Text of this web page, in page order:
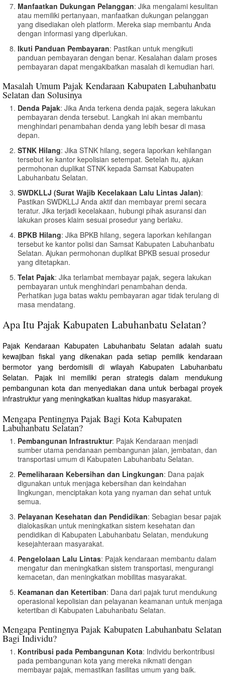
Manfaatkan Dukungan Pelanggan: Jika mengalami kesulitan
atau memiliki pertanyaan, manfaatkan dukungan pelanggan
yang disediakan oleh platform. Mereka siap membantu Anda
dengan informasi yang diperlukan.
Ikuti Panduan Pembayaran: Pastikan untuk mengikuti
panduan pembayaran dengan benar. Kesalahan dalam proses
pembayaran dapat mengakibatkan masalah di kemudian hari.
Masalah Umum Pajak Kendaraan Kabupaten Labuhanbatu
Selatan dan Solusinya
Denda Pajak: Jika Anda terkena denda pajak, segera lakukan
pembayaran denda tersebut. Langkah ini akan membantu
menghindari penambahan denda yang lebih besar di masa
depan.
STNK Hilang: Jika STNK hilang, segera laporkan kehilangan
tersebut ke kantor kepolisian setempat. Setelah itu, ajukan
permohonan duplikat STNK kepada Samsat Kabupaten
Labuhanbatu Selatan.
SWDKLLJ (Surat Wajib Kecelakaan Lalu Lintas Jalan):
Pastikan SWDKLLJ Anda aktif dan membayar premi secara
teratur. Jika terjadi kecelakaan, hubungi pihak asuransi dan
lakukan proses klaim sesuai prosedur yang berlaku.
BPKB Hilang: Jika BPKB hilang, segera laporkan kehilangan
tersebut ke kantor polisi dan Samsat Kabupaten Labuhanbatu
Selatan. Ajukan permohonan duplikat BPKB sesuai prosedur
yang ditetapkan.
Telat Pajak: Jika terlambat membayar pajak, segera lakukan
pembayaran untuk menghindari penambahan denda.
Perhatikan juga batas waktu pembayaran agar tidak terulang di
masa mendatang.
Apa Itu Pajak Kabupaten Labuhanbatu Selatan?
Pajak Kendaraan Kabupaten Labuhanbatu Selatan adalah suatu
kewajiban fiskal yang dikenakan pada setiap pemilik kendaraan
bermotor yang berdomisili di wilayah Kabupaten Labuhanbatu
Selatan. Pajak ini memiliki peran strategis dalam mendukung
pembangunan kota dan menyediakan dana untuk berbagai proyek
infrastruktur yang meningkatkan kualitas hidup masyarakat.
Mengapa Pentingnya Pajak Bagi Kota Kabupaten
Labuhanbatu Selatan?
Pembangunan Infrastruktur: Pajak Kendaraan menjadi
sumber utama pendanaan pembangunan jalan, jembatan, dan
transportasi umum di Kabupaten Labuhanbatu Selatan.
Pemeliharaan Kebersihan dan Lingkungan: Dana pajak
digunakan untuk menjaga kebersihan dan keindahan
lingkungan, menciptakan kota yang nyaman dan sehat untuk
semua.
Pelayanan Kesehatan dan Pendidikan: Sebagian besar pajak
dialokasikan untuk meningkatkan sistem kesehatan dan
pendidikan di Kabupaten Labuhanbatu Selatan, mendukung
kesejahteraan masyarakat.
Pengelolaan Lalu Lintas: Pajak kendaraan membantu dalam
mengatur dan meningkatkan sistem transportasi, mengurangi
kemacetan, dan meningkatkan mobilitas masyarakat.
Keamanan dan Ketertiban: Dana dari pajak turut mendukung
operasional kepolisian dan pelayanan keamanan untuk menjaga
ketertiban di Kabupaten Labuhanbatu Selatan.
Mengapa Pentingnya Pajak Kabupaten Labuhanbatu Selatan
Bagi Individu?
Kontribusi pada Pembangunan Kota: Individu berkontribusi
pada pembangunan kota yang mereka nikmati dengan
membayar pajak, memastikan fasilitas umum yang baik.